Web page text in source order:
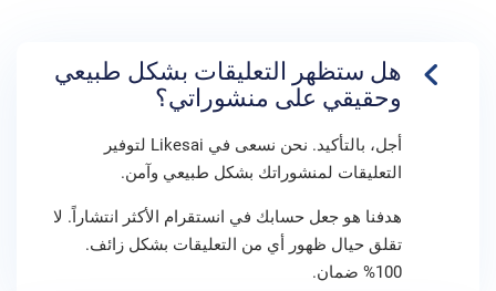
هل ستظهر التعليقات بشكل طبيعي
وحقيقي على منشوراتي؟
أجل، بالتأكيد. نحن نسعى في Likesai لتوفير
التعليقات لمنشوراتك بشكل طبيعي وآمن.
هدفنا هو جعل حسابك في انستقرام الأكثر انتشاراً. لا
تقلق حيال ظهور أي من التعليقات بشكل زائف.
100% ضمان.